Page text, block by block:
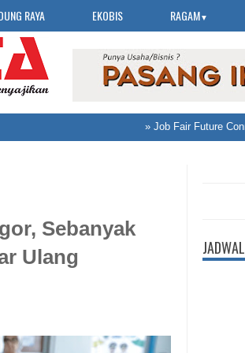
RAYA EKOBIS RAGAM▼
Job Fair Future
Sebanyak
Ulang